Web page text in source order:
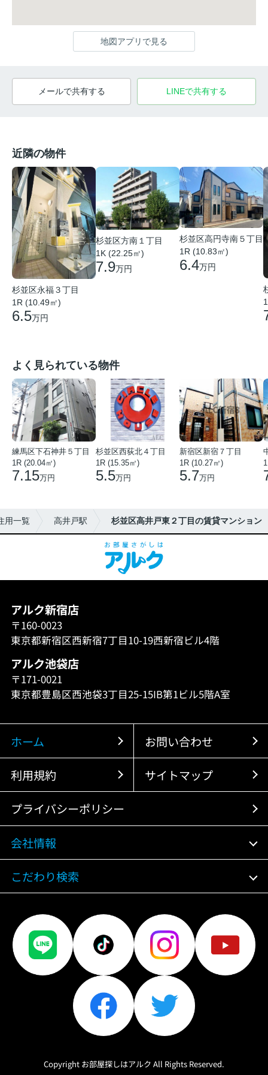
地図アプリで見る
メールで共有する LINEで共有する
近隣の物件
杉並区永福３丁目
1R (10.49㎡)
6.5万円
杉並区方南１丁目
1K (22.25㎡)
7.9万円
杉並区高円寺南５丁目
1R (10.83㎡)
6.4万円
よく見られている物件
練馬区下石神井５丁目
1R (20.04㎡)
7.15万円
杉並区西荻北４丁目
1R (15.35㎡)
5.5万円
新宿区新宿７丁目
1R (10.27㎡)
5.7万円
用一覧 高井戸駅 杉並区高井戸東２丁目の賃貸マンション
アルク新宿店
〒160-0023
東京都新宿区西新宿7丁目10-19西新宿ビル4階
アルク池袋店
〒171-0021
東京都豊島区西池袋3丁目25-15IB第1ビル5階A室
ホーム お問い合わせ
利用規約 サイトマップ
プライバシーポリシー
会社情報
こだわり検索
Copyright お部屋探しはアルク All Rights Reserved.